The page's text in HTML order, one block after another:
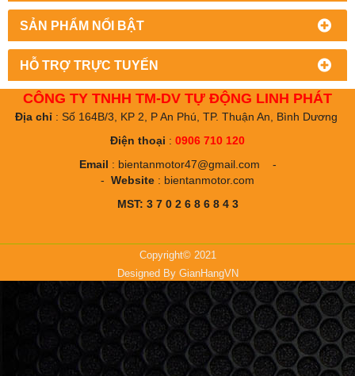
SẢN PHẨM NỔI BẬT
HỖ TRỢ TRỰC TUYẾN
CÔNG TY TNHH TM-DV TỰ ĐỘNG LINH PHÁT
Địa chỉ: Số 164B/3, KP 2, P An Phú, TP. Thuận An, Bình Dương
Điện thoại : 0906 710 120
Email : bientanmotor47@gmail.com -
- Website : bientanmotor.com
MST: 3 7 0 2 6 8 6 8 4 3
Copyright© 2021
Designed By GianHangVN